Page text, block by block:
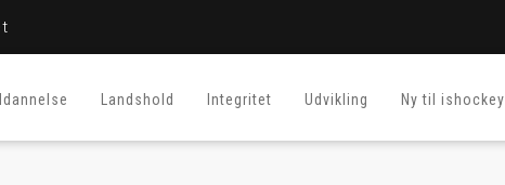
Landshold Integritet Udvikling Ny til ishockey